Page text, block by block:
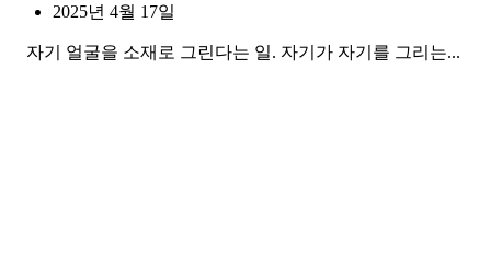
2025년 4월 17일
자기 얼굴을 소재로 그린다는 일. 자기가 자기를 그리는...